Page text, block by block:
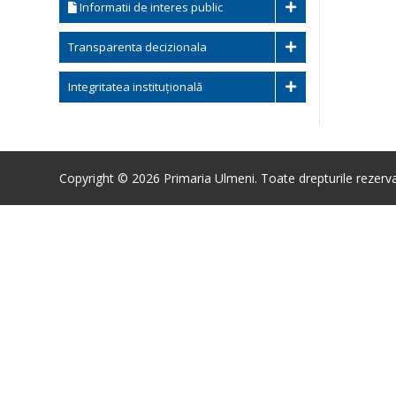
Informatii de interes public
Transparenta decizionala
Integritatea instituțională
Copyright © 2026 Primaria Ulmeni. Toate drepturile